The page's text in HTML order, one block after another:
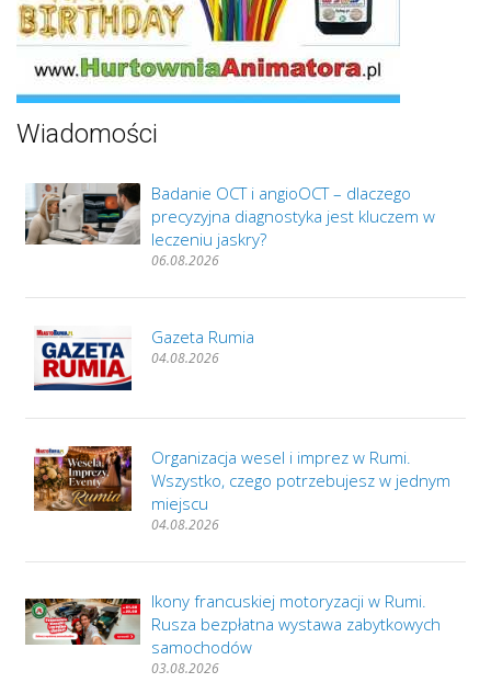
Wiadomości
Badanie OCT i angioOCT – dlaczego
precyzyjna diagnostyka jest kluczem w
leczeniu jaskry?
06.08.2026
Gazeta Rumia
04.08.2026
Organizacja wesel i imprez w Rumi.
Wszystko, czego potrzebujesz w jednym
miejscu
04.08.2026
Ikony francuskiej motoryzacji w Rumi.
Rusza bezpłatna wystawa zabytkowych
samochodów
03.08.2026